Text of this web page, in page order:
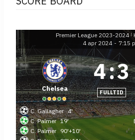
Premier League 2023-2024 |
4 apr 2024 - 7:15
Chelsea
4:3
FULLTID
C. Gallagher 4'
C. Palmer 19'
C. Palmer 90'+10'